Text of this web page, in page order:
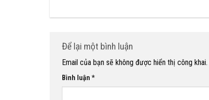
Để lại một bình luận
Email của bạn sẽ không được hiển thị công khai.
Bình luận *